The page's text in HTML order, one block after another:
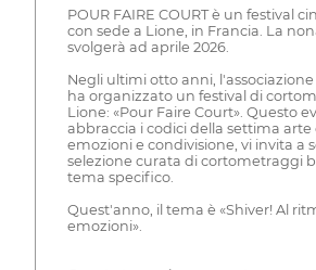
POUR FAIRE COURT è un festival
con sede a Lione, in Francia. La
svolgerà ad aprile 2026.
Negli ultimi otto anni,
ha organizzato un festival di
Lione: «Pour Faire Court». Questo
abbraccia i codici della settima
emozioni e condivisione, vi invita a
selezione curata di cortometraggi
tema specifico.
Quest'anno, il tema è «Shiver! Al
emozioni».